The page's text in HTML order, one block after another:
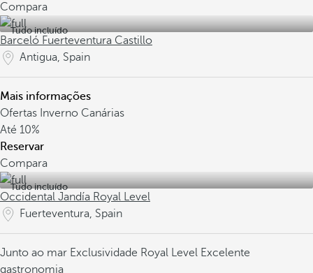
Compara
Tudo incluído
Barceló Fuerteventura Castillo
Antigua, Spain
Mais informações
Ofertas Inverno Canárias
Até 10%
Reservar
Compara
Tudo incluído
Occidental Jandía Royal Level
Fuerteventura, Spain
Junto ao mar Exclusividade Royal Level Excelente
gastronomia